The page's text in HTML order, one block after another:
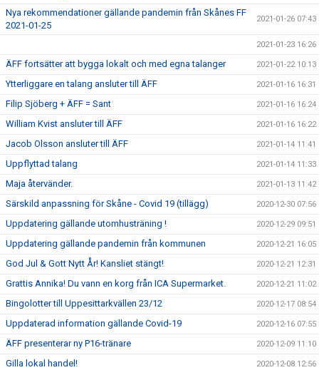
Nya rekommendationer gällande pandemin från Skånes FF
2021-01-25
2021-01-26 07:43
2021-01-23 16:26
ÄFF fortsätter att bygga lokalt och med egna talanger 2021-01-22 10:13
Ytterliggare en talang ansluter till ÄFF 2021-01-16 16:31
Filip Sjöberg + ÄFF = Sant 2021-01-16 16:24
William Kvist ansluter till ÄFF 2021-01-16 16:22
Jacob Olsson ansluter till ÄFF 2021-01-14 11:41
Uppflyttad talang 2021-01-14 11:33
Maja återvänder. 2021-01-13 11:42
Särskild anpassning för Skåne - Covid 19 (tillägg) 2020-12-30 07:56
Uppdatering gällande utomhusträning ! 2020-12-29 09:51
Uppdatering gällande pandemin från kommunen 2020-12-21 16:05
God Jul & Gott Nytt År! Kansliet stängt! 2020-12-21 12:31
Grattis Annika! Du vann en korg från ICA Supermarket. 2020-12-21 11:02
Bingolotter till Uppesittarkvällen 23/12 2020-12-17 08:54
Uppdaterad information gällande Covid-19 2020-12-16 07:55
ÄFF presenterar ny P16-tränare 2020-12-09 11:10
Gilla lokal handel! 2020-12-08 12:56